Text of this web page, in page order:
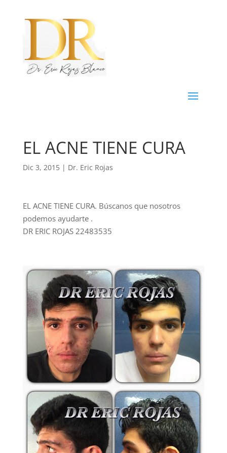
EL ACNE TIENE CURA
Dic 3, 2015| Dr. Eric Rojas
EL ACNE TIENE CURA. Búscanos que nosotros
podemos ayudarte .
DR ERIC ROJAS 22483535